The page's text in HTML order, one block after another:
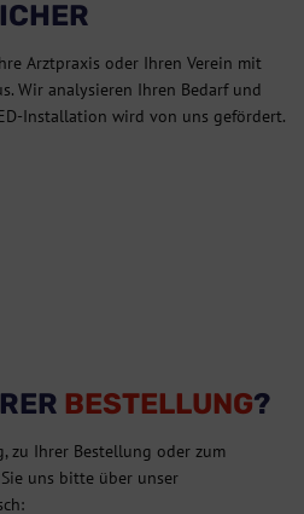
Arztpraxis oder Ihren Verein mit
Wir analysieren Ihren Bedarf und
Installation wird von uns gefördert.
BESTELLUNG?
zu Ihrer Bestellung oder zum
uns bitte über unser